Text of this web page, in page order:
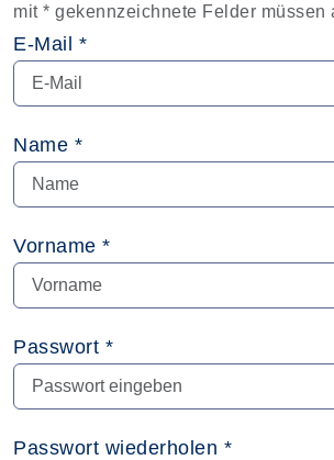
mit * gekennzeichnete Felder müssen
E-Mail *
Name *
Vorname *
Passwort *
Passwort wiederholen *